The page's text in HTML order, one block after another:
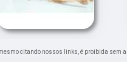
citando nossos links, é proibida